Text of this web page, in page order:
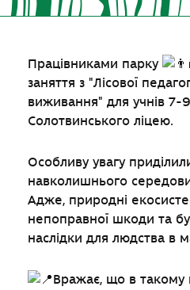
Працівниками парку
заняття з "Лісової
виживання" для учнів 7-9
Солотвинського ліцею.
Особливу увагу
навколишнього
Адже, природні
непоправної шкоди та
наслідки для людства в
Вражає, що в такому